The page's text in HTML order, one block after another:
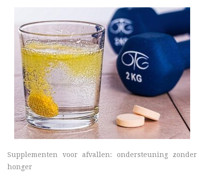
Supplementen voor afvallen: ondersteuning zonder
honger